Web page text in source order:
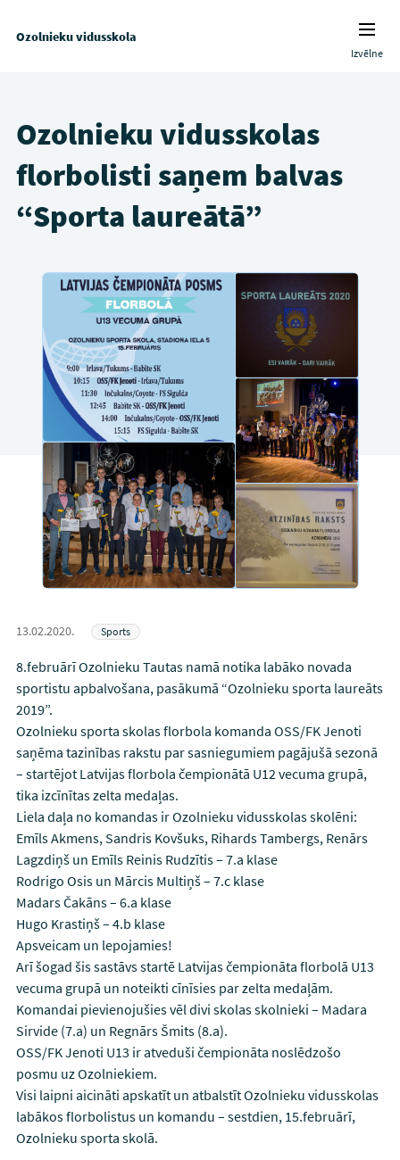
Ozolnieku vidusskola
Izvēlne
Ozolnieku vidusskolas
florbolisti saņem balvas
“Sporta laureātā”
13.02.2020. Sports
8.februārī Ozolnieku Tautas namā notika labāko novada
sportistu apbalvošana, pasākumā “Ozolnieku sporta laureāts
2019”.
Ozolnieku sporta skolas florbola komanda OSS/FK Jenoti
saņēma tazinības rakstu par sasniegumiem pagājušā sezonā
– startējot Latvijas florbola čempionātā U12 vecuma grupā,
tika izcīnītas zelta medaļas.
Liela daļa no komandas ir Ozolnieku vidusskolas skolēni:
Emīls Akmens, Sandris Kovšuks, Rihards Tambergs, Renārs
Lagzdiņš un Emīls Reinis Rudzītis – 7.a klase
Rodrigo Osis un Mārcis Multiņš – 7.c klase
Madars Čakāns – 6.a klase
Hugo Krastiņš – 4.b klase
Apsveicam un lepojamies!
Arī šogad šis sastāvs startē Latvijas čempionāta florbolā U13
vecuma grupā un noteikti cīnīsies par zelta medaļām.
Komandai pievienojušies vēl divi skolas skolnieki – Madara
Sirvide (7.a) un Regnārs Šmits (8.a).
OSS/FK Jenoti U13 ir atveduši čempionāta noslēdzošo
posmu uz Ozolniekiem.
Visi laipni aicināti apskatīt un atbalstīt Ozolnieku vidusskolas
labākos florbolistus un komandu – sestdien, 15.februārī,
Ozolnieku sporta skolā.